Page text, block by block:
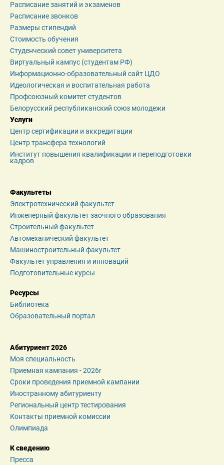
Расписание занятий и экзаменов
Расписание звонков
Размеры стипендий
Стоимость обучения
Студенческий совет университета
Виртуальный кампус (студентам РФ)
Информационно-образовательный сайт ЦДО
Идеологическая и воспитательная работа
Профсоюзный комитет студентов
Белорусский республиканский союз молодежи
Услуги
Центр сертификации и аккредитации
Центр трансфера технологий
Институт повышения квалификации и переподготовки
кадров
Факультеты
Электротехнический факультет
Инженерный факультет заочного образования
Строительный факультет
Автомеханический факультет
Машиностроительный факультет
Факультет управления и инноваций
Подготовительные курсы
Ресурсы
Библиотека
Образовательный портал
Абитуриент 2026
Моя специальность
Приемная кампания - 2026r
Сроки проведения приемной кампании
Иностранному абитуриенту
Региональный центр тестирования
Контакты приемной комиссии
Олимпиада
К сведению
Пресса